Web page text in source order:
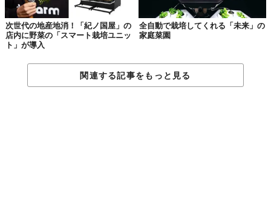
次世代の地産地消！「紀ノ国屋」の
店内に野菜の「スマート栽培ユニッ
ト」が導入
全自動で栽培してくれる「未来」の
家庭菜園
関連する記事をもっと見る